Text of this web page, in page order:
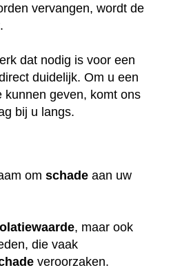
vervangen, wordt de
.
dat nodig is voor een
duidelijk. Om u een
kunnen geven, komt ons
bij u langs.
om schade aan uw
, maar ook
die vaak
veroorzaken.